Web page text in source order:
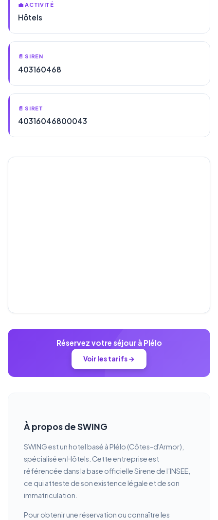
💼 ACTIVITÉ
Hôtels
📄 SIREN
403160468
📄 SIRET
40316046800043
Réservez votre séjour à Plélo
Voir les tarifs →
À propos de SWING
SWING est un hotel basé à Plélo (Côtes-d'Armor),
spécialisé en Hôtels. Cette entreprise est
référencée dans la base officielle Sirene de l’INSEE,
ce qui atteste de son existence légale et de son
immatriculation.
Pour obtenir une réservation ou connaître les